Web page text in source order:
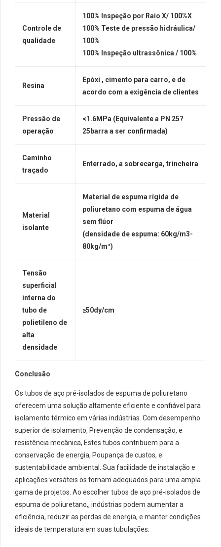
Controle de
qualidade
100% Inspeção por Raio X/ 100%X
100% Teste de pressão hidráulica/
100%
100% Inspeção ultrassônica / 100%
Resina
Epóxi , cimento para carro, e de
acordo com a exigência de clientes
Pressão de
operação
<1.6MPa (Equivalente a PN 25?
25barra a ser confirmada)
Caminho
traçado
Enterrado, a sobrecarga, trincheira
Material
isolante
Material de espuma rígida de
poliuretano com espuma de água
sem flúor
(densidade de espuma: 60kg/m3-
80kg/m³)
Tensão
superficial
interna do
tubo de
polietileno de
alta
densidade
≥50dy/cm
Conclusão
Os tubos de aço pré-isolados de espuma de poliuretano
oferecem uma solução altamente eficiente e confiável para
isolamento térmico em várias indústrias. Com desempenho
superior de isolamento, Prevenção de condensação, e
resistência mecânica, Estes tubos contribuem para a
conservação de energia, Poupança de custos, e
sustentabilidade ambiental. Sua facilidade de instalação e
aplicações versáteis os tornam adequados para uma ampla
gama de projetos. Ao escolher tubos de aço pré-isolados de
espuma de poliuretano,, indústrias podem aumentar a
eficiência, reduzir as perdas de energia, e manter condições
ideais de temperatura em suas tubulações.